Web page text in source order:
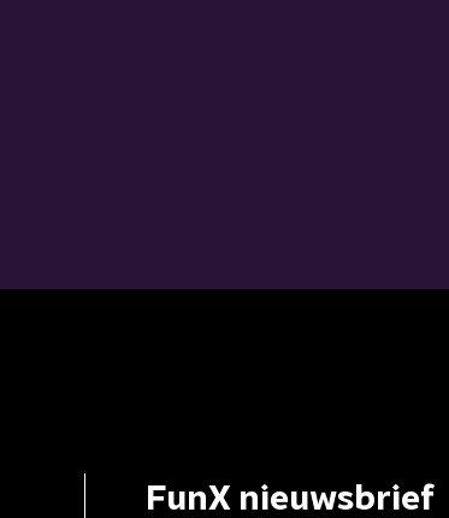
FunX nieuwsbrief